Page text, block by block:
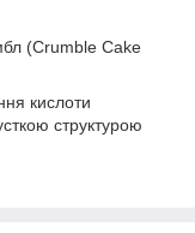
(Crumble Cake
кислоти
структурою